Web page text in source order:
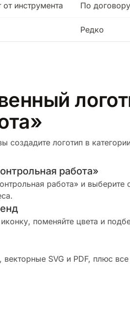
от инструмента По договору
Редко
создадите логотип в
работа»
работа» и выберите
поменяйте цвета и
SVG и PDF, плюс